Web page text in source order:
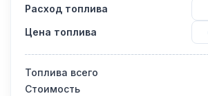
Расход топлива
Цена топлива
Топлива всего
Стоимость